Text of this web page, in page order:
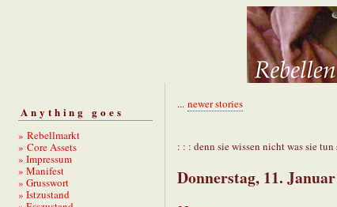
Anything goes
» Rebellmarkt
» Core Assets
» Impressum
» Manifest
» Grusswort
» Istzustand
... newer stories
: : : denn sie wissen nicht was sie
Donnerstag, 11.